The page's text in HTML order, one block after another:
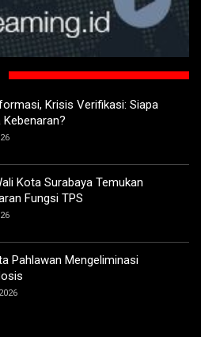
Krisis Verifikasi: Siapa
Kebenaran?
Kota Surabaya Temukan
Fungsi TPS
Pahlawan Mengeliminasi